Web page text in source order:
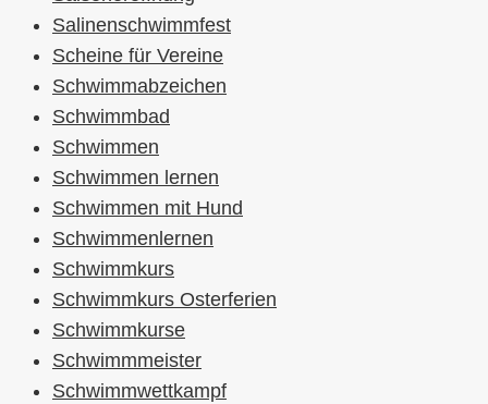
Salinenschwimmfest
Scheine für Vereine
Schwimmabzeichen
Schwimmbad
Schwimmen
Schwimmen lernen
Schwimmen mit Hund
Schwimmenlernen
Schwimmkurs
Schwimmkurs Osterferien
Schwimmkurse
Schwimmmeister
Schwimmwettkampf